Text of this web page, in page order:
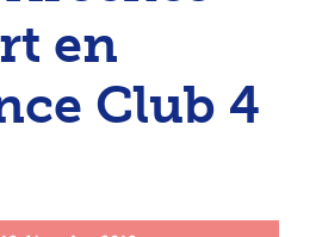
en
Club 4